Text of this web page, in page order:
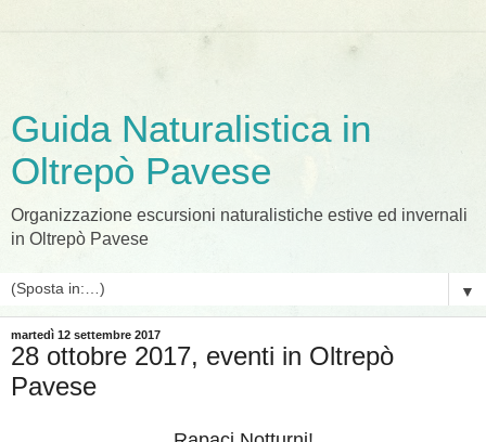
Guida Naturalistica in
Oltrepò Pavese
Organizzazione escursioni naturalistiche estive ed invernali
in Oltrepò Pavese
▼
martedì 12 settembre 2017
28 ottobre 2017, eventi in Oltrepò
Pavese